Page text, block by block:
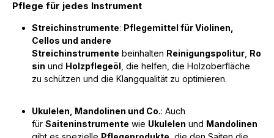
Pflege für jedes Instrument
Streichinstrumente: Pflegemittel für Violinen,
Cellos und andere
Streichinstrumente beinhalten Reinigungspolitur Ro
sin und Holzpflegeöl , die helfen, die Holzoberfläche
zu schützen und die Klangqualität zu optimieren.
Ukulelen, Mandolinen und Co.: Auch
für Saiteninstrumente wie Ukulelen und Mandolinen